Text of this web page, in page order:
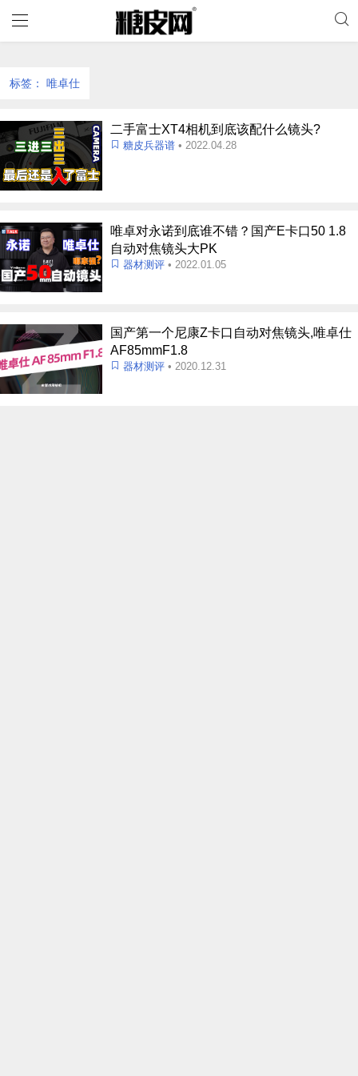
标签： 唯卓仕
二手富士XT4相机到底该配什么镜头?
糖皮兵器谱 • 2022.04.28
唯卓对永诺到底谁不错？国产E卡口50 1.8
自动对焦镜头大PK
器材测评 • 2022.01.05
国产第一个尼康Z卡口自动对焦镜头,唯卓仕
AF85mmF1.8
器材测评 • 2020.12.31